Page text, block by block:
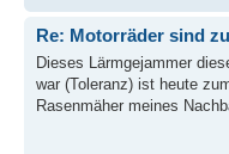
Re: Motorräder sind
Dieses Lärmgejammer
war (Toleranz) ist heute
Rasenmäher meines